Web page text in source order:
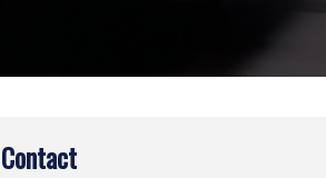
Contact